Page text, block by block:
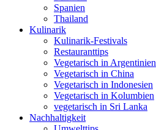
Spanien
Thailand
Kulinarik
Kulinarik-Festivals
Restauranttips
Vegetarisch in Argentinien
Vegetarisch in China
Vegetarisch in Indonesien
Vegetarisch in Kolumbien
vegetarisch in Sri Lanka
Nachhaltigkeit